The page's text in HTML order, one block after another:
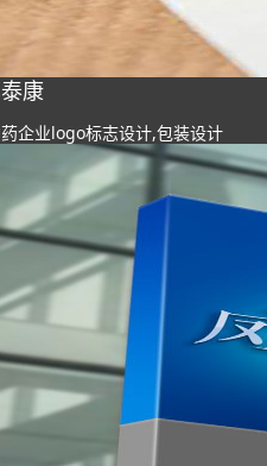
康
企业logo标志设计,包装设计